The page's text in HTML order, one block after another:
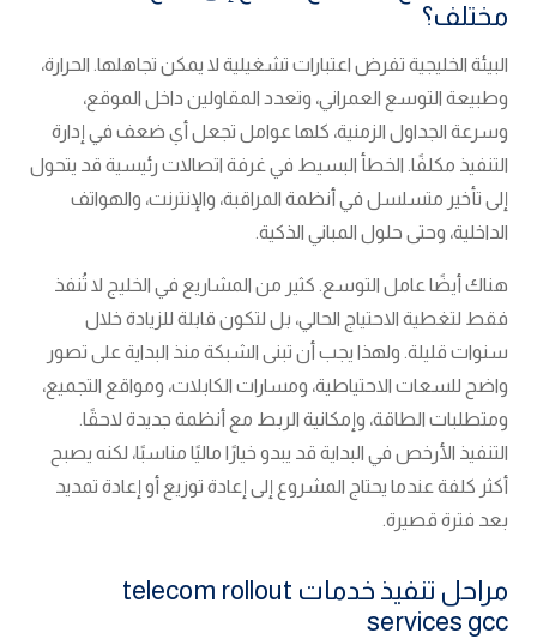
مختلف؟
البيئة الخليجية تفرض اعتبارات تشغيلية لا يمكن تجاهلها. الحرارة،
وطبيعة التوسع العمراني، وتعدد المقاولين داخل الموقع،
وسرعة الجداول الزمنية، كلها عوامل تجعل أي ضعف في إدارة
التنفيذ مكلفًا. الخطأ البسيط في غرفة اتصالات رئيسية قد يتحول
إلى تأخير متسلسل في أنظمة المراقبة، والإنترنت، والهواتف
الداخلية، وحتى حلول المباني الذكية.
هناك أيضًا عامل التوسع. كثير من المشاريع في الخليج لا تُنفذ
فقط لتغطية الاحتياج الحالي، بل لتكون قابلة للزيادة خلال
سنوات قليلة. ولهذا يجب أن تبنى الشبكة منذ البداية على تصور
واضح للسعات الاحتياطية، ومسارات الكابلات، ومواقع التجميع،
ومتطلبات الطاقة، وإمكانية الربط مع أنظمة جديدة لاحقًا.
التنفيذ الأرخص في البداية قد يبدو خيارًا ماليًا مناسبًا، لكنه يصبح
أكثر كلفة عندما يحتاج المشروع إلى إعادة توزيع أو إعادة تمديد
بعد فترة قصيرة.
مراحل تنفيذ خدمات telecom rollout
services gcc